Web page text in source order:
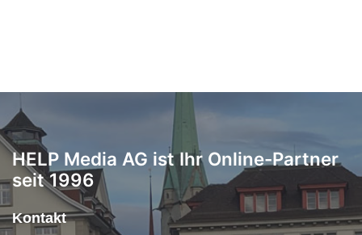
HELP Media AG ist Ihr Online-Partner
seit 1996
Kontakt